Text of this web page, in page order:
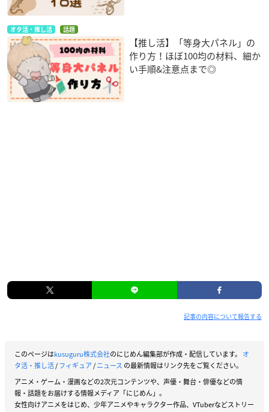
オタ活・推し活 話題
【推し活】「等身大パネル」の
作り方！ほぼ100均の材料、細か
い手順&注意点まで◎
記事の内容について報告する
このページはkusuguru株式会社のにじめん編集部が作成・配信しています。 オ
タ活・推し活/フィギュア/ニュース の最新情報はリンク先をご覧ください。
アニメ・ゲーム・漫画などの2次元コンテンツや、声優・舞台・俳優などの情
報・話題をお届けする情報メディア「にじめん」。
女性向けアニメをはじめ、少年アニメやキャラクター作品、VTuberなどストリー